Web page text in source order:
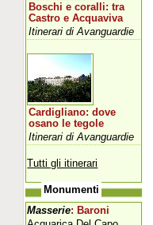
Boschi e coralli: tra
Castro e Acquaviva
Itinerari di Avanguardie
Cardigliano: dove
osano le tegole
Itinerari di Avanguardie
Tutti gli itinerari
Monumenti
Masserie: Baroni